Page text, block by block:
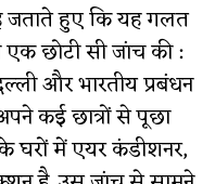
हुए कि यह गलत
छोटी सी जांच की :
और भारतीय प्रबंधन
कई छात्रों से पूछा
घरों में एयर कंडीशनर,